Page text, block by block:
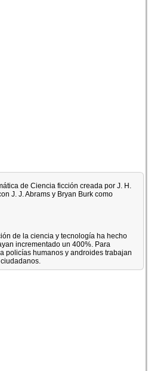
de Ciencia ficción creada por J. H.
J. J. Abrams y Bryan Burk como
de la ciencia y tecnología ha hecho
incrementado un 400%. Para
policías humanos y androides trabajan